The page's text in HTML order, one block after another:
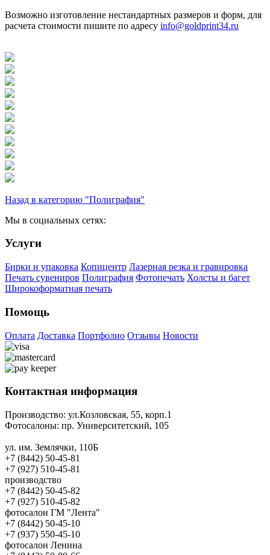
Возможно изготовление нестандартных размеров и форм, для
расчета стоимости пишите по адресу info@goldprint34.ru
Назад в категорию "Полиграфия"
Мы в социальных сетях:
Услуги
Бирки и упаковка Копицентр Лазерная резка и гравировка
Печать сувениров Полиграфия Фотопечать Холсты и багет
Широкоформатная печать
Помощь
Оплата Доставка Портфолио Отзывы Новости
Контактная информация
Производство: ул.Козловская, 55, корп.1
Фотосалоны: пр. Университетский, 105
ул. им. Землячки, 110Б
+7 (8442) 50-45-81
+7 (927) 510-45-81
производство
+7 (8442) 50-45-82
+7 (927) 510-45-82
фотосалон ГМ "Лента"
+7 (8442) 50-45-10
+7 (937) 550-45-10
фотосалон Ленина